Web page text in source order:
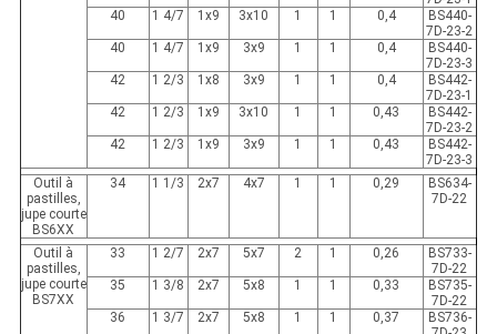
40
1 4/7 1x9 3x10 1 1 0,4
BS440-
7D-23-2
40
1 4/7 1x9 3x9 1 1 0,4
BS440-
7D-23-3
42
1 2/3 1x8 3x9 1 1 0,4
BS442-
7D-23-1
42
1 2/3 1x9 3x10 1 1 0,43
BS442-
7D-23-2
42
1 2/3 1x9 3x9 1 1 0,43
BS442-
7D-23-3
Outil à
pastilles,
jupe courte
BS6XX
34 1 1/3 2x7 4x7 1 1 0,29
BS634-
7D-22
Outil à
pastilles,
jupe courte
BS7XX
33 1 2/7 2x7 5x7 2 1 0,26
BS733-
7D-22
35
1 3/8 2x7 5x8 1 1 0,33
BS735-
7D-22
36
1 3/7 2x7 5x8 1 1 0,37
BS736-